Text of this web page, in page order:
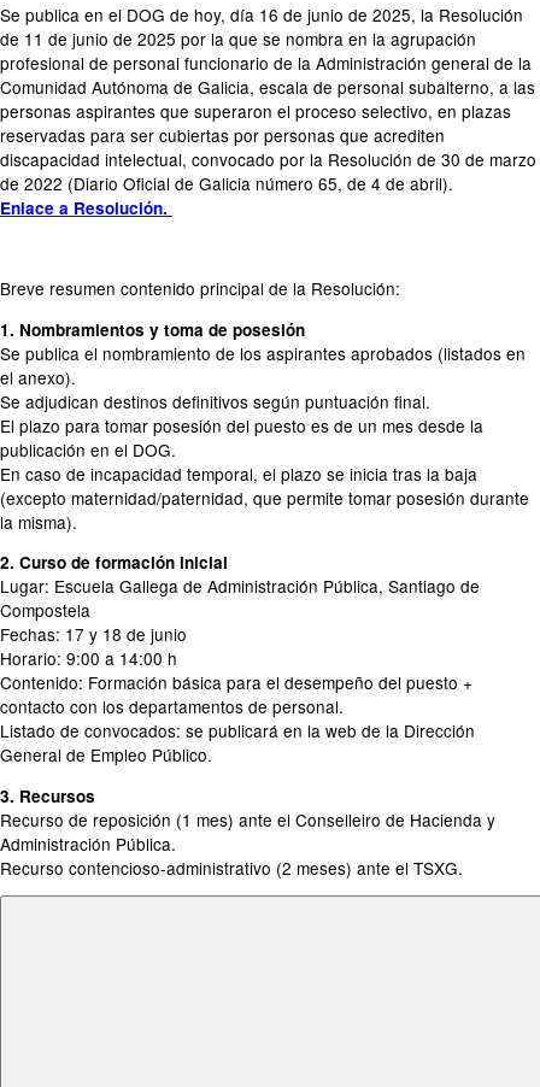
Se publica en el DOG de hoy, día 16 de junio de 2025, la Resolución
de 11 de junio de 2025 por la que se nombra en la agrupación
profesional de personal funcionario de la Administración general de la
Comunidad Autónoma de Galicia, escala de personal subalterno, a las
personas aspirantes que superaron el proceso selectivo, en plazas
reservadas para ser cubiertas por personas que acrediten
discapacidad intelectual, convocado por la Resolución de 30 de marzo
de 2022 (Diario Oficial de Galicia número 65, de 4 de abril).
Enlace a Resolución.
Breve resumen contenido principal de la Resolución:
1. Nombramientos y toma de posesión
Se publica el nombramiento de los aspirantes aprobados (listados en
el anexo).
Se adjudican destinos definitivos según puntuación final.
El plazo para tomar posesión del puesto es de un mes desde la
publicación en el DOG.
En caso de incapacidad temporal, el plazo se inicia tras la baja
(excepto maternidad/paternidad, que permite tomar posesión durante
la misma).
2. Curso de formación inicial
Lugar: Escuela Gallega de Administración Pública, Santiago de
Compostela
Fechas: 17 y 18 de junio
Horario: 9:00 a 14:00 h
Contenido: Formación básica para el desempeño del puesto +
contacto con los departamentos de personal.
Listado de convocados: se publicará en la web de la Dirección
General de Empleo Público.
3. Recursos
Recurso de reposición (1 mes) ante el Conselleiro de Hacienda y
Administración Pública.
Recurso contencioso-administrativo (2 meses) ante el TSXG.